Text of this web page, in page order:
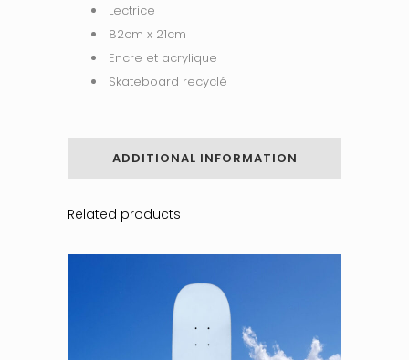
Lectrice
82cm x 21cm
Encre et acrylique
Skateboard recyclé
ADDITIONAL INFORMATION
Related products